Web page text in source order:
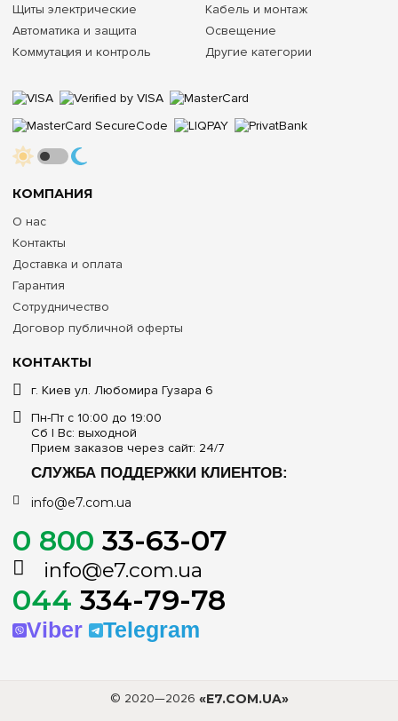
КОНТАКТЫ
г. Киев ул. Любомира Гузара 6
Пн-Пт с 10:00 до 19:00
Сб | Вс: выходной
Прием заказов через сайт: 24/7
СЛУЖБА ПОДДЕРЖКИ КЛИЕНТОВ:
info@e7.com.ua
0 800 33-63-07
info@e7.com.ua
044 334-79-78
Viber Telegram
КОМПАНИЯ
О нас
Контакты
Доставка и оплата
Гарантия
Сотрудничество
Договор публичной оферты
Щиты электрические
Автоматика и защита
Коммутация и контроль
Кабель и монтаж
Освещение
Другие категории
© 2020—2026 «E7.COM.UA»